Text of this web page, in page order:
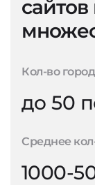
сайтов
Кол-во
до 50
Среднее
1000-